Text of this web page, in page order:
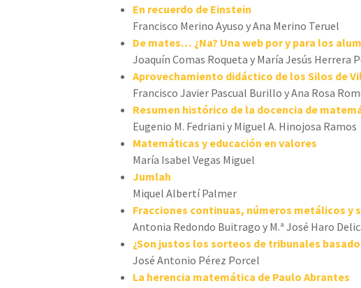
En recuerdo de Einstein
Francisco Merino Ayuso y Ana Merino Teruel
De mates… ¿Na? Una web por y para los
Joaquín Comas Roqueta y María Jesús Herrera
Aprovechamiento didáctico de los Silos de
Francisco Javier Pascual Burillo y Ana Rosa
Resumen histórico de la docencia de
Eugenio M. Fedriani y Miguel A. Hinojosa Ramos
Matemáticas y educación en valores
María Isabel Vegas Miguel
Jumlah
Miquel Albertí Palmer
Fracciones continuas, números metálicos y
Antonia Redondo Buitrago y M.ª José Haro
¿Son justos los sorteos de tribunales
José Antonio Pérez Porcel
La herencia matemática de Paulo Abrantes